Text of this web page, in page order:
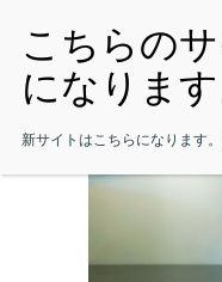
新サイトはこちらになります。